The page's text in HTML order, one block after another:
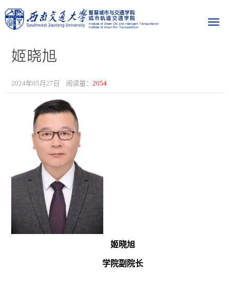
姬晓旭
2024年05月27日 阅读量： 2054
姬晓旭
学院副院长